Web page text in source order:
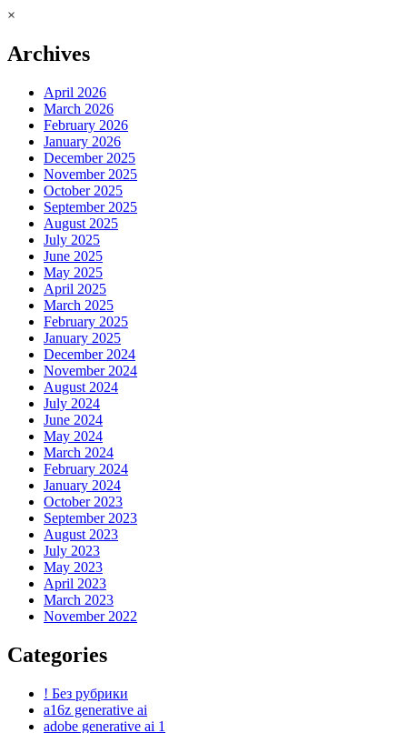
×
Archives
April 2026
March 2026
February 2026
January 2026
December 2025
November 2025
October 2025
September 2025
August 2025
July 2025
June 2025
May 2025
April 2025
March 2025
February 2025
January 2025
December 2024
November 2024
August 2024
July 2024
June 2024
May 2024
March 2024
February 2024
January 2024
October 2023
September 2023
August 2023
July 2023
May 2023
April 2023
March 2023
November 2022
Categories
! Без рубрики
a16z generative ai
adobe generative ai 1